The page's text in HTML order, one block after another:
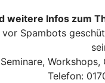
weitere Infos zum
Spambots
Seminare,
Telefon: